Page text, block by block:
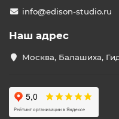
info@edison-studio.ru
Наш адрес
Москва, Балашиха,